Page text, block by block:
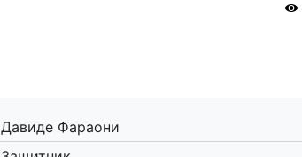
Давиде Фараони